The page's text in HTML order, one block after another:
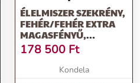
ÉLELMISZER SZEKRÉNY,
FEHÉR/FEHÉR EXTRA
MAGASFÉNYŰ,
JOBBOS, AURORA
D60R
178 500 Ft
Kondela